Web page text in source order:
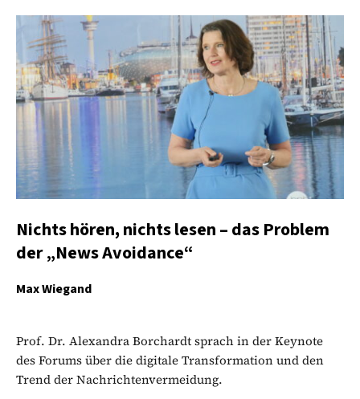
Nichts hören, nichts lesen – das Problem
der „News Avoidance“
Max Wiegand
Prof. Dr. Alexandra Borchardt sprach in der Keynote
des Forums über die digitale Transformation und den
Trend der Nachrichtenvermeidung.